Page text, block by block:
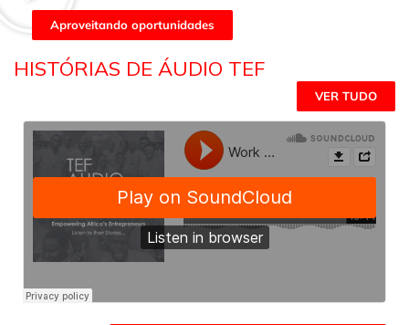
Aproveitando oportunidades
HISTÓRIAS DE ÁUDIO TEF
VER TUDO